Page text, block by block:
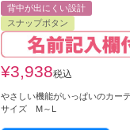
背中が出にくい設計
スナップボタン
¥3,938税込
やさしい機能がいっぱいのカーデ
サイズ M～L